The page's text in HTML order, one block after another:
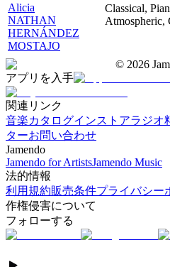
Alicia
NATHAN
HERNÁNDEZ
MOSTAJO
Classical,
Atmospheric,
© 2026
アプリを入手
関連リンク
音楽カタログインストアラジオ
ターお問い合わせ
Jamendo
Jamendo for ArtistsJamendo Music
法的情報
利用規約販売条件プライバシー
作権侵害について
フォローする